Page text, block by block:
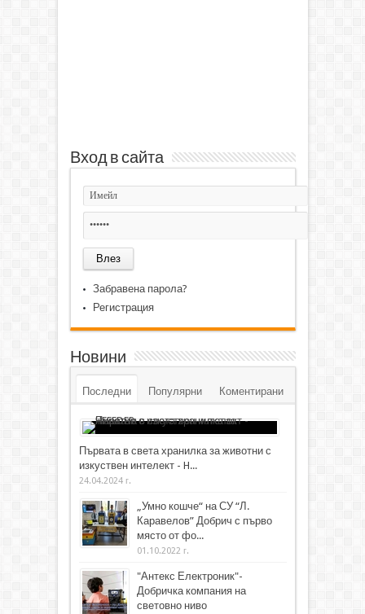
Вход в сайта
Забравена парола?
Регистрация
Новини
Последни Популярни Коментирани
Първата в света хранилка за животни с
изкуствен интелект - H...
24.04.2024 г.
„Умно кошче“ на СУ “Л.
Каравелов” Добрич с първо
място от фо...
01.10.2022 г.
"Антекс Електроник"-
Добричка компания на
световно ниво